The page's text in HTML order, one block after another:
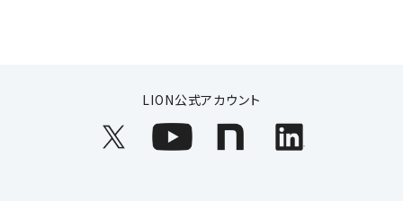
LION公式アカウント